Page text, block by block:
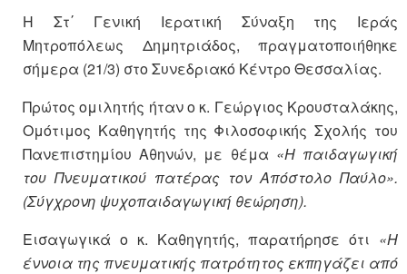
Η Στ΄ Γενική Ιερατική Σύναξη της Ιεράς
Μητροπόλεως Δημητριάδος, πραγματοποιήθηκε
σήμερα (21/3) στο Συνεδριακό Κέντρο Θεσσαλίας.
Πρώτος ομιλητής ήταν ο κ. Γεώργιος Κρουσταλάκης,
Ομότιμος Καθηγητής της Φιλοσοφικής Σχολής του
Πανεπιστημίου Αθηνών, με θέμα «Η παιδαγωγική
του Πνευματικού πατέρας τον Απόστολο Παύλο».
(Σύγχρονη ψυχοπαιδαγωγική θεώρηση).
Εισαγωγικά ο κ. Καθηγητής, παρατήρησε ότι «Η
έννοια της πνευματικής πατρότητος εκπηγάζει από